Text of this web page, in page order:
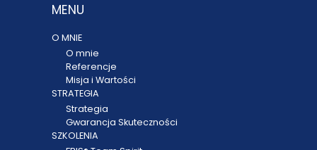
MENU
O MNIE
O mnie
Referencje
Misja i Wartości
STRATEGIA
Strategia
Gwarancja Skuteczności
SZKOLENIA